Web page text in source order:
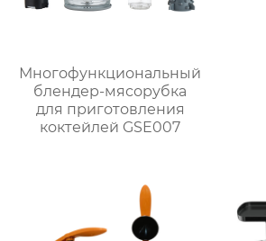
Многофункциональный
блендер-мясорубка
для приготовления
коктейлей GSE007